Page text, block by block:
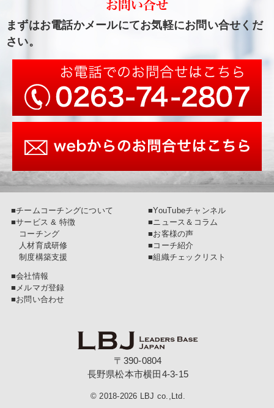
まずはお電話かメールにてお気軽にお問い合せくだ
さい。
■チームコーチングについて
■サービス & 特徴
コーチング
人材育成研修
制度構築支援
■YouTubeチャンネル
■ニュース＆コラム
■お客様の声
■コーチ紹介
■組織チェックリスト
■会社情報
■メルマガ登録
■お問い合わせ
〒390-0804
長野県松本市横田4-3-15
© 2018-2026 LBJ co.,Ltd.